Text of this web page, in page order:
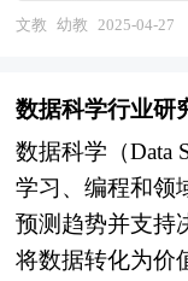
关因素进行具
性报告。以阐述
内容，重在工程
究。工程设计行
是企业了解各行
会、做出正确投
中研普华咨询公
中心、全国商业
心、中国行业研
志的基础信息以
量资料。对我国
分析，是企业进
中国市场尤其强
逐渐下降，AR
人们日常生活中
普华产业咨询团
强现实（AR）
美地区技术创新
家规范格式、关
保外商利益；
作——行业规范
场评估； 项目
实施计划、精确
（Business Plan
文教 幼教 2025-04-27
数据科学行业研
数据科学（Data
学习、编程和领
预测趋势并支持
将数据转化为价